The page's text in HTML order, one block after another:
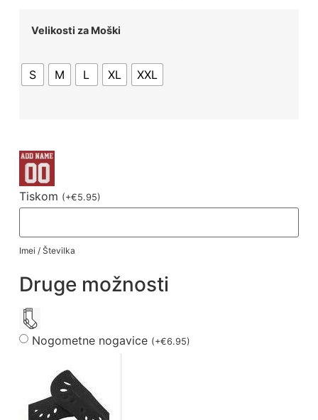
Velikosti za Moški
S M L XL XXL
Tiskom (+€5.95)
Imei / Številka
Druge možnosti
Nogometne nogavice (+€6.95)